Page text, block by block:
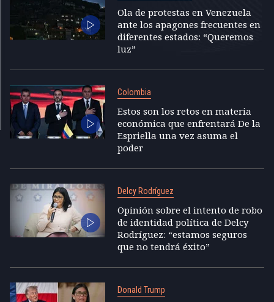
Ola de protestas en Venezuela
ante los apagones frecuentes en
diferentes estados: “Queremos
luz”
Colombia
Estos son los retos en materia
económica que enfrentará De la
Espriella una vez asuma el
poder
Delcy Rodríguez
Opinión sobre el intento de robo
de identidad política de Delcy
Rodríguez: “estamos seguros
que no tendrá éxito”
Donald Trump